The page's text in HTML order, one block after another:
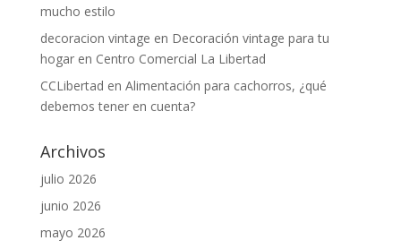
mucho estilo
decoracion vintage en Decoración vintage para tu
hogar en Centro Comercial La Libertad
CCLibertad en Alimentación para cachorros, ¿qué
debemos tener en cuenta?
Archivos
julio 2026
junio 2026
mayo 2026